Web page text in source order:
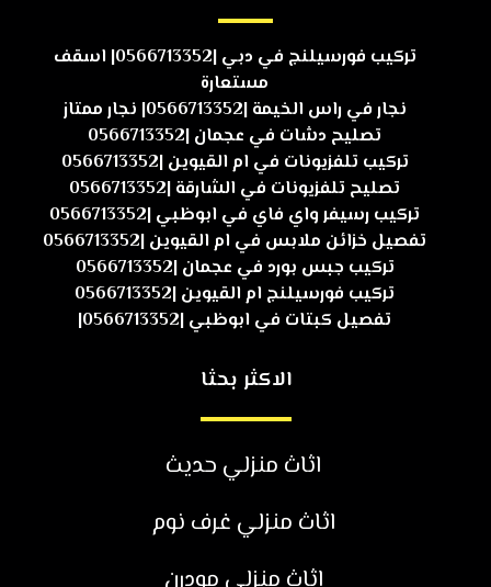
تركيب فورسيلنج في دبي |0566713352| اسقف
مستعارة
نجار في راس الخيمة |0566713352| نجار ممتاز
تصليح دشات في عجمان |0566713352
تركيب تلفزيونات في ام القيوين |0566713352
تصليح تلفزيونات في الشارقة |0566713352
تركيب رسيفر واي فاي في ابوظبي |0566713352
تفصيل خزائن ملابس في ام القيوين |0566713352
تركيب جبس بورد في عجمان |0566713352
تركيب فورسيلنج ام القيوين |0566713352
تفصيل كبتات في ابوظبي |0566713352|
الاكثر بحثا
اثاث منزلي حديث
اثاث منزلي غرف نوم